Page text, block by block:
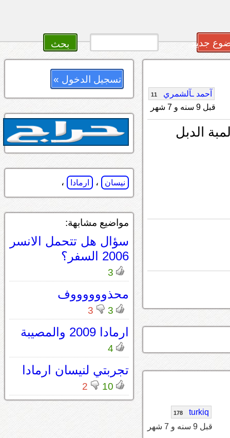
جديد
آحمد ـآلشمري 11
قبل 9 سنه و 7 شهر
2006 مولعه لمبة الدبل
turkiq
178
قبل 9 سنه و 7 شهر
تسجيل الدخول »
نيسان ، ارمادا ،
مواضيع مشابهة:
سؤال هل تتحمل الانسر
2006 السفر؟
3
محذووووووف
3
3
ارمادا 2009 والمصيبة
4
تجربتي لنيسان ارمادا
10
2